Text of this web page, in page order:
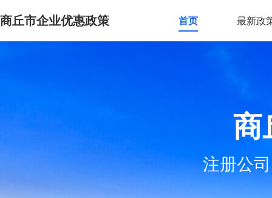
商丘市企业优惠政策 首页 最新政
商
注册公